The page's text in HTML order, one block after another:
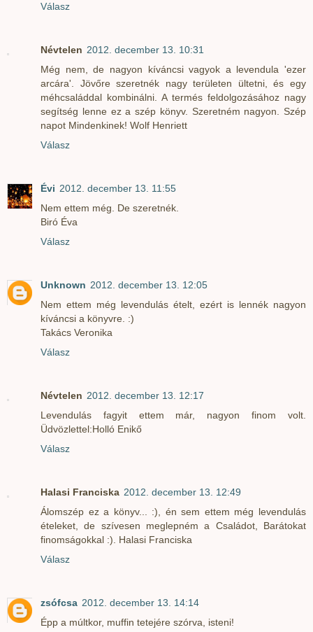
Válasz
Névtelen 2012. december 13. 10:31
Még nem, de nagyon kíváncsi vagyok a levendula 'ezer
arcára'. Jövőre szeretnék nagy területen ültetni, és egy
méhcsaláddal kombinálni. A termés feldolgozásához nagy
segítség lenne ez a szép könyv. Szeretném nagyon. Szép
napot Mindenkinek! Wolf Henriett
Válasz
Évi 2012. december 13. 11:55
Nem ettem még. De szeretnék.
Biró Éva
Válasz
Unknown 2012. december 13. 12:05
Nem ettem még levendulás ételt, ezért is lennék nagyon
kíváncsi a könyvre. :)
Takács Veronika
Válasz
Névtelen 2012. december 13. 12:17
Levendulás fagyit ettem már, nagyon finom volt.
Üdvözlettel:Holló Enikő
Válasz
Halasi Franciska 2012. december 13. 12:49
Álomszép ez a könyv... :), én sem ettem még levendulás
ételeket, de szívesen meglepném a Családot, Barátokat
finomságokkal :). Halasi Franciska
Válasz
zsófcsa 2012. december 13. 14:14
Épp a múltkor, muffin tetejére szórva, isteni!